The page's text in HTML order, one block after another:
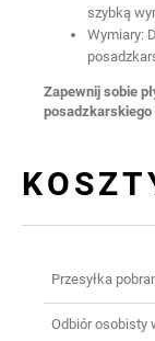
szybką
Wymiary:
Zapewnij sobie
CENA NIE
KOSZTÓW
Przesyłka
Odbiór osobisty